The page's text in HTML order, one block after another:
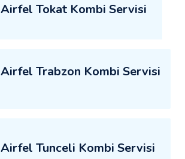
Airfel Tokat Kombi Servisi
Airfel Trabzon Kombi Servisi
Airfel Tunceli Kombi Servisi